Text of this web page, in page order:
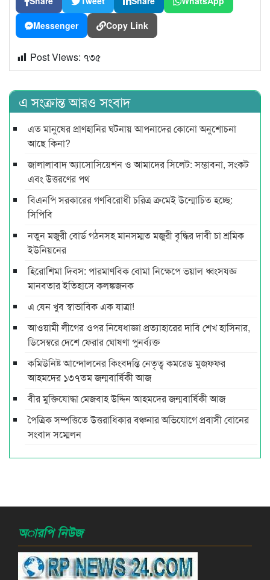
Messenger Copy Link
Post Views: ৭৩৫
এ সংক্রান্ত আরও সংবাদ
এত মানুষের প্রাণহানির ঘটনায় আপনাদের কোনো অনুশোচনা
আছে কিনা?
জালালাবাদ অ্যাসোসিয়েশন ও আমাদের সিলেট: সম্ভাবনা, সংকট
এবং উত্তরণের পথ
বিএনপি সরকারের গণবিরোধী চরিত্র ক্রমেই উন্মোচিত হচ্ছে:
সিপিবি
নতুন মজুরী বোর্ড গঠনসহ মানসম্মত মজুরী বৃদ্ধির দাবী চা শ্রমিক
ইউনিয়নের
হিরোশিমা দিবস: পারমাণবিক বোমা নিক্ষেপে ভয়াল ধ্বংসযজ্ঞ
মানবতার ইতিহাসে কলঙ্কজনক
এ যেন খুব স্বাভাবিক এক যাত্রা!
আওয়ামী লীগের ওপর নিষেধাজ্ঞা প্রত্যাহারের দাবি শেখ হাসিনার,
ডিসেম্বরে দেশে ফেরার ঘোষণা পুনর্ব্যক্ত
কমিউনিষ্ট আন্দোলনের কিংবদন্তি নেতৃত্ব কমরেড মুজফ্ফর
আহমদের ১৩৭তম জন্মবার্ষিকী আজ
বীর মুক্তিযোদ্ধা মেজবাহ উদ্দিন আহমদের জন্মবার্ষিকী আজ
পৈত্রিক সম্পত্তিতে উত্তরাধিকার বঞ্চনার অভিযোগে প্রবাসী বোনের
সংবাদ সম্মেলন
অারপি নিউজ